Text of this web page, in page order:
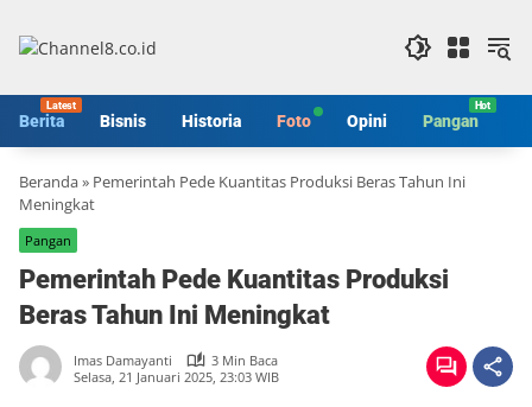
konten
Berita Bisnis Historia Foto Opini Pangan
Beranda» Pemerintah Pede Kuantitas Produksi Beras Tahun Ini
Meningkat
Pangan
Pemerintah Pede Kuantitas Produksi
Beras Tahun Ini Meningkat
Imas Damayanti
3 Min Baca
Selasa, 21 Januari 2025, 23:03 WIB